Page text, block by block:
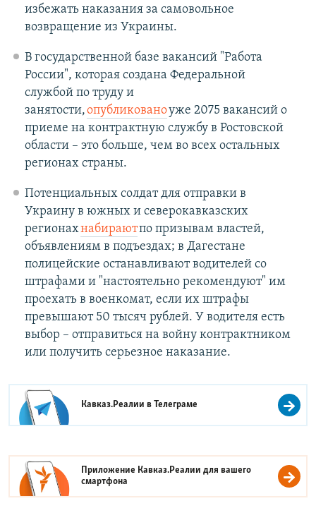
избежать наказания за самовольное
возвращение из Украины.
В государственной базе вакансий "Работа
России", которая создана Федеральной
службой по труду и
занятости,опубликованоуже 2075 вакансий о
приеме на контрактную службу в Ростовской
области – это больше, чем во всех остальных
регионах страны.
Потенциальных солдат для отправки в
Украину в южных и северокавказских
регионахнабираютпо призывам властей,
объявлениям в подъездах; в Дагестане
полицейские останавливают водителей со
штрафами и "настоятельно рекомендуют" им
проехать в военкомат, если их штрафы
превышают 50 тысяч рублей. У водителя есть
выбор – отправиться на войну контрактником
или получить серьезное наказание.
Кавказ.Реалии вТелеграме
Приложение Кавказ.Реалии для вашего
смартфона